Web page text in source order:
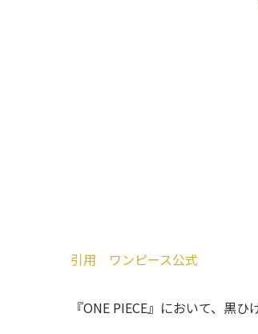
引用 ワンピース公式
『ONE PIECE』において、黒